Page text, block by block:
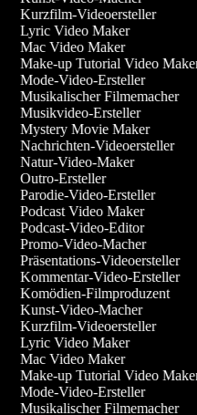
Kurzfilm-Videoersteller
Lyric Video Maker
Mac Video Maker
Make-up Tutorial Video Maker
Mode-Video-Ersteller
Musikalischer Filmemacher
Musikvideo-Ersteller
Mystery Movie Maker
Nachrichten-Videoersteller
Natur-Video-Maker
Outro-Ersteller
Parodie-Video-Ersteller
Podcast Video Maker
Podcast-Video-Editor
Promo-Video-Macher
Präsentations-Videoersteller
Kommentar-Video-Ersteller
Komödien-Filmproduzent
Kunst-Video-Macher
Kurzfilm-Videoersteller
Lyric Video Maker
Mac Video Maker
Make-up Tutorial Video Maker
Mode-Video-Ersteller
Musikalischer Filmemacher